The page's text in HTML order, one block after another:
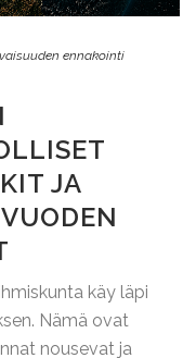
ennakointi
JA
käy läpi
Nämä ovat
nousevat ja